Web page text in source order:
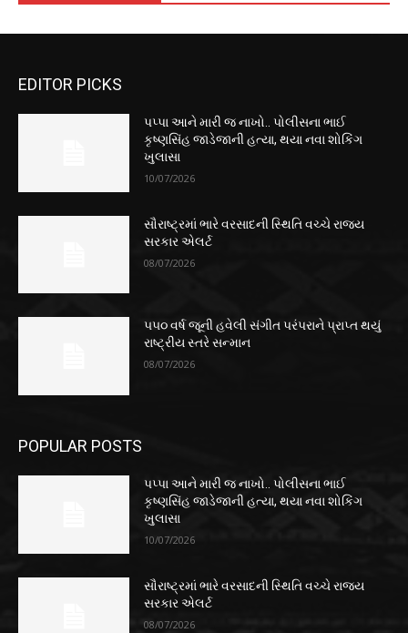
EDITOR PICKS
પપ્પા આને મારી જ નાખો.. પોલીસના ભાઈ
કૃષ્ણસિંહ જાડેજાની હત્યા, થયા નવા શોકિંગ
ખુલાસા
10/07/2026
સૌરાષ્ટ્રમાં ભારે વરસાદની સ્થિતિ વચ્ચે રાજ્ય
સરકાર એલર્ટ
08/07/2026
૫૫૦ વર્ષ જૂની હવેલી સંગીત પરંપરાને પ્રાપ્ત થયું
રાષ્ટ્રીય સ્તરે સન્માન
08/07/2026
POPULAR POSTS
પપ્પા આને મારી જ નાખો.. પોલીસના ભાઈ
કૃષ્ણસિંહ જાડેજાની હત્યા, થયા નવા શોકિંગ
ખુલાસા
10/07/2026
સૌરાષ્ટ્રમાં ભારે વરસાદની સ્થિતિ વચ્ચે રાજ્ય
સરકાર એલર્ટ
08/07/2026